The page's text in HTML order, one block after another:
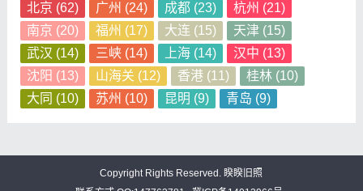
北京 (62) 广州 (24) 成都(23) 杭州 (21)
南京 (20) 福州 (17) 大连 (15) 天津(15)
武汉 (14) 三峡(14) 上海(14) 汉中 (13)
沈阳 (13) 山海关 (12) 香港(11) 桂林(10)
大同 (10) 苏州 (10) 昆明 (9) 青岛 (9)
Copyright Rights Reserved. 睽睽旧照